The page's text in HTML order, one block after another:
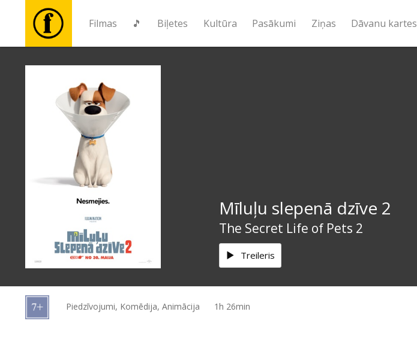
Filmas 🎵 Biļetes Kultūra Pasākumi Ziņas Dāvanu kartes
Filmas
Pasākumi
Ziņas
kartes
Mīluļu slepenā dzīve 2
The Secret Life of Pets 2
Treileris
Piedzīvojumi, Komēdija, Animācija 1h 26min